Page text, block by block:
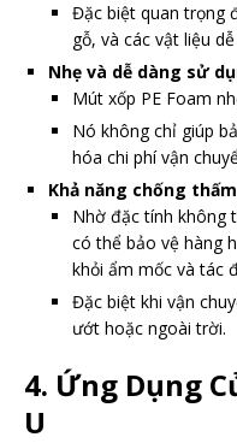
Đặc biệt quan trọng
gỗ, và các vật liệu
Nhẹ và dễ dàng sử
Mút xốp PE Foam
Nó không chỉ giúp
hóa chi phí vận
Khả năng chống
Nhờ đặc tính không
có thể bảo vệ hàng
khỏi ẩm mốc và tác
Đặc biệt khi vận
ướt hoặc ngoài trời.
4. Ứng Dụng
U